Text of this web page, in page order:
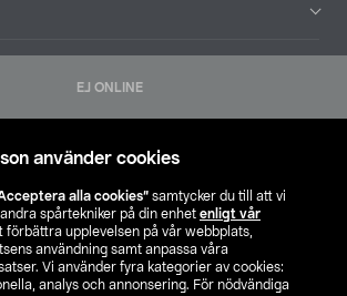
använder cookies
alla cookies” samtycker du till att vi
spårtekniker på din enhet enligt vår
förbättra upplevelsen på vår webbplats,
användning samt anpassa våra
Vi använder fyra kategorier av cookies:
analys och annonsering. För nödvändiga
EJ ONLINE
Hitta butik
SE NO FI